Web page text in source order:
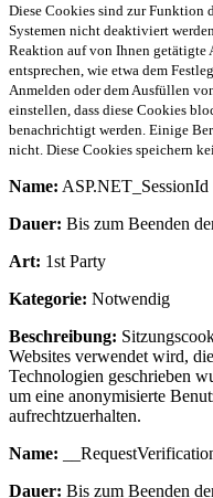
Diese Cookies sind zur Funktion
Systemen nicht deaktiviert
Reaktion auf von Ihnen getätigte
entsprechen, wie etwa dem
Anmelden oder dem Ausfüllen
einstellen, dass diese Cookies
benachrichtigt werden. Einige
nicht. Diese Cookies speichern
Name: ASP.NET_SessionId
Dauer: Bis zum Beenden
Art: 1st Party
Kategorie: Notwendig
Beschreibung:
Websites verwendet wird,
Technologien geschrieben
um eine anonymisierte
aufrechtzuerhalten.
Name:
Dauer: Bis zum Beenden